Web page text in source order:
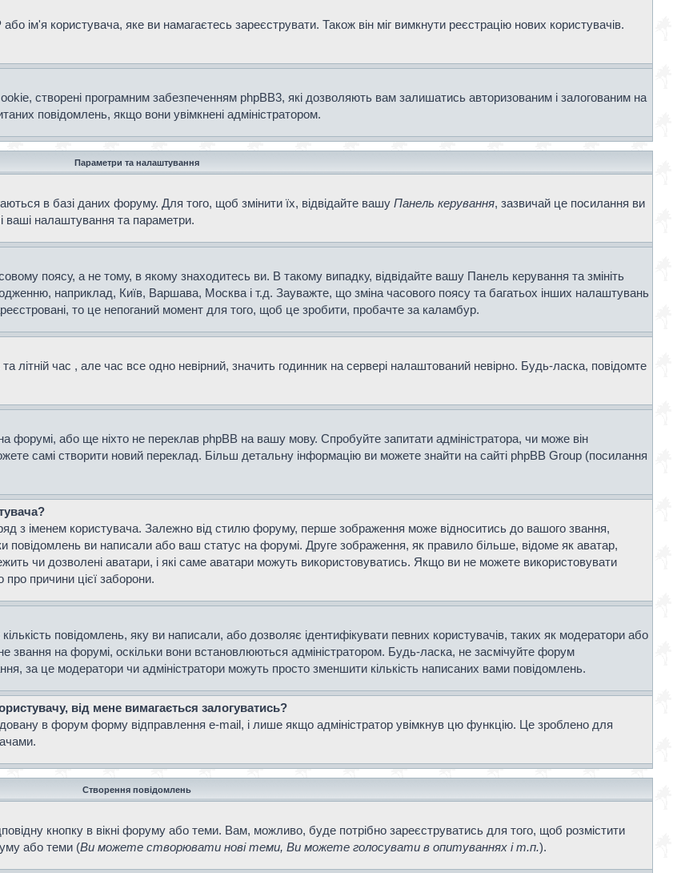
ім'я користувача, яке ви намагаєтесь зареєструвати. Також він міг вимкнути реєстрацію нових користувачів.
створені програмним забезпеченням phpBB3, які дозволяють вам залишатись авторизованим і залогованим на
повідомлень, якщо вони увімкнені адміністратором.
Параметри та налаштування
в базі даних форуму. Для того, щоб змінити їх, відвідайте вашу Панель керування, зазвичай це посилання ви
ваші налаштування та параметри.
поясу, а не тому, в якому знаходитесь ви. В такому випадку, відвідайте вашу Панель керування та змініть
наприклад, Київ, Варшава, Москва і т.д. Зауважте, що зміна часового поясу та багатьох інших налаштувань
то це непоганий момент для того, щоб це зробити, пробачте за каламбур.
час , але час все одно невірний, значить годинник на сервері налаштований невірно. Будь-ласка, повідомте
форумі, або ще ніхто не переклав phpBB на вашу мову. Спробуйте запитати адміністратора, чи може він
самі створити новий переклад. Більш детальну інформацію ви можете знайти на сайті phpBB Group (посилання
з іменем користувача. Залежно від стилю форуму, перше зображення може відноситись до вашого звання,
повідомлень ви написали або ваш статус на форумі. Друге зображення, як правило більше, відоме як аватар,
чи дозволені аватари, і які саме аватари можуть використовуватись. Якщо ви не можете використовувати
про причини цієї заборони.
повідомлень, яку ви написали, або дозволяє ідентифікувати певних користувачів, таких як модератори або
звання на форумі, оскільки вони встановлюються адміністратором. Будь-ласка, не засмічуйте форум
за це модератори чи адміністратори можуть просто зменшити кількість написаних вами повідомлень.
від мене вимагається залогуватись?
в форум форму відправлення e-mail, і лише якщо адміністратор увімкнув цю функцію. Це зроблено для
Створення повідомлень
кнопку в вікні форуму або теми. Вам, можливо, буде потрібно зареєструватись для того, щоб розмістити
або теми (Ви можете створювати нові теми, Ви можете голосувати в опитуваннях і т.п.).